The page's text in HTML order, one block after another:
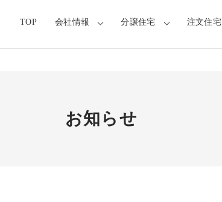
TOP 会社情報 分譲住宅 注文住宅
お知らせ